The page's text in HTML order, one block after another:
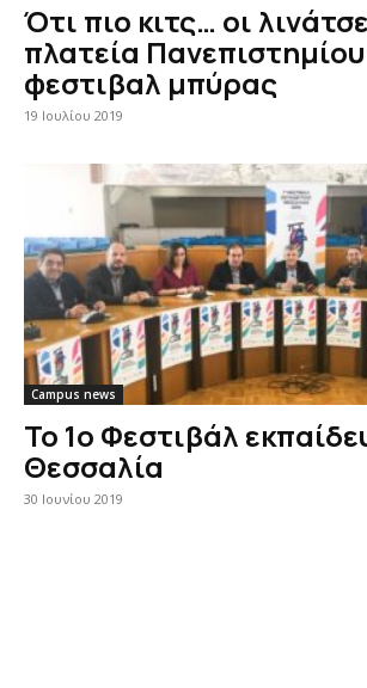
Ότι πιο κιτς… οι
πλατεία Πανεπιστημίου
φεστιβαλ μπύρας
19 Ιουλίου 2019
Campus news
Το 1ο Φεστιβάλ
Θεσσαλία
30 Ιουνίου 2019